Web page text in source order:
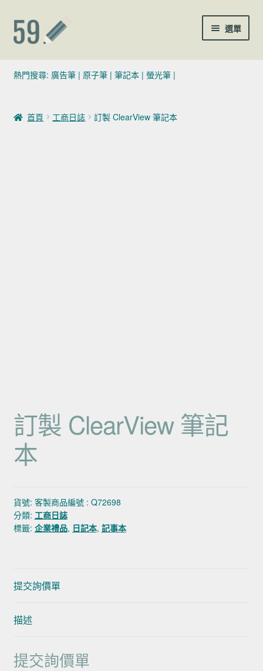
跳至導覽列
跳至主要內容 選單
(02)7729-4140
聯絡我們
熱門搜尋: 廣告筆| 原子筆| 筆記本| 螢光筆|
首頁 工商日誌 訂製 ClearView 筆記本
訂製 ClearView 筆記
本
貨號: 客製商品編號 : Q72698
分類: 工商日誌
標籤: 企業禮品, 日記本, 記事本
提交詢價單
描述
提交詢價單